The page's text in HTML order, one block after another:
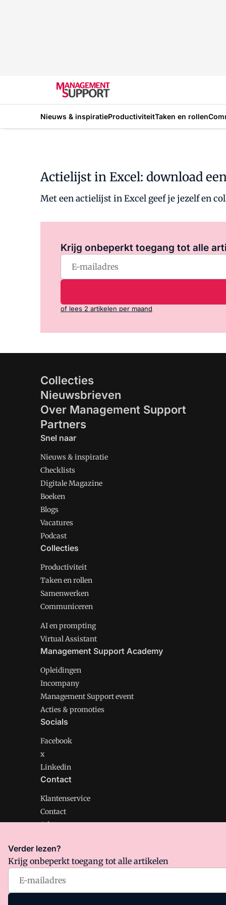
Nieuws & inspiratieProductiviteitTaken en rollen
Actielijst in Excel: download
Met een actielijst in Excel geef je jezelf en
Krijg onbeperkt toegang tot alle
of lees 2 artikelen per maand
Collecties
Nieuwsbrieven
Over Management Support
Partners
Snel naar
Nieuws & inspiratie
Checklists
Digitale Magazine
Boeken
Blogs
Vacatures
Podcast
Collecties
Productiviteit
Taken en rollen
Samenwerken
Communiceren
AI en prompting
Virtual Assistant
Management Support Academy
Opleidingen
Incompany
Management Support event
Acties & promoties
Socials
Facebook
x
Linkedin
Contact
Klantenservice
Contact
Adverteren
Management Support is onderdeel van VMN media.
Algemene Voorwaarden
Verder lezen?
Krijg onbeperkt toegang tot alle artikelen